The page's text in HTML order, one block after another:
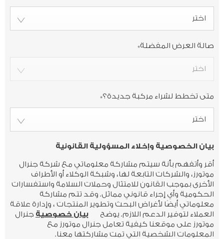
اختر
صالة العرض المفضلة*
اختر
متى تخطط لشراء مركبة جديدة؟*
اختر
بيان الخصوصية وإخلاء المسؤولية القانونية
أقر وأتفهم بأنة سيتم مشاركة معلوماتي مع شركة جنرال
موتورز، والشركات التابعة لها، وشبكة الوكلاء أو الأطراف
الأخرى بموجب القانون للامتثال وحملات السلامة واستفسارات
الحكومية وأي إجراء قانوني مماثل. وقد تتم مشاركة
معلوماتي أيضًا لأغراض البحث وتطوير المنتجات ، وإدارة علاقة
العملاء لتوفير الدعم اللازم. يوضح
بيان خصوصية جنرال
موتورز على موقعنا كيفية تعامل جنرال موتورز مع
المعلومات الشخصية التي تمت مشاركتها معنا.